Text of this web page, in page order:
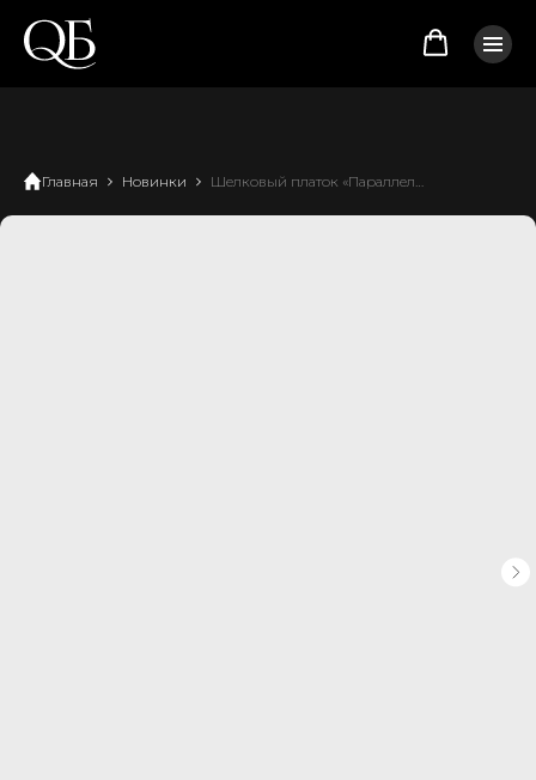
Главная Новинки Шелковый платок «Параллель»